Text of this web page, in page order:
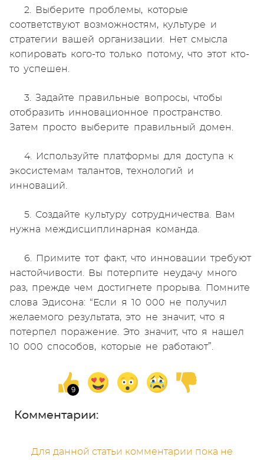
2. Выберите проблемы, которые
соответствуют возможностям, культуре и
стратегии вашей организации. Нет смысла
копировать кого-то только потому, что этот кто-
то успешен.
3. Задайте правильные вопросы, чтобы
отобразить инновационное пространство.
Затем просто выберите правильный домен.
4. Используйте платформы для доступа к
экосистемам талантов, технологий и
инноваций.
5. Создайте культуру сотрудничества. Вам
нужна междисциплинарная команда.
6. Примите тот факт, что инновации требуют
настойчивости. Вы потерпите неудачу много
раз, прежде чем достигнете прорыва. Помните
слова Эдисона: “Если я 10 000 не получил
желаемого результата, это не значит, что я
потерпел поражение. Это значит, что я нашел
10 000 способов, которые не работают”.
Комментарии:
Для данной статьи комментарии пока не